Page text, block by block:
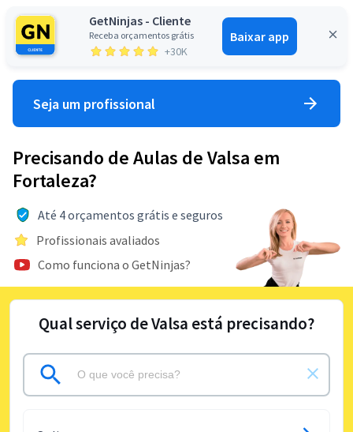
GetNinjas - Cliente
Receba orçamentos grátis
+30K
Baixar app
Entrar
Seja um profissional
Precisando de Aulas de Valsa em
Fortaleza?
Até 4 orçamentos grátis e seguros
Profissionais avaliados
Como funciona o GetNinjas?
Qual serviço de Valsa está precisando?